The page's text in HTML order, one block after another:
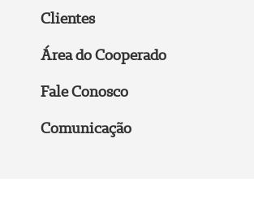
Clientes
Área do Cooperado
Fale Conosco
Comunicação